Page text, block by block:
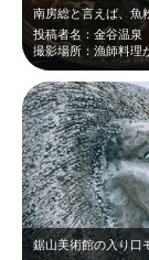
投稿者名：金谷温泉
撮影場所：漁師料理